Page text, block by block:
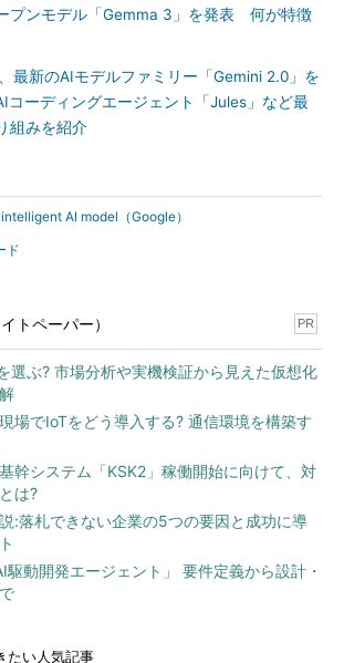
プンモデル「Gemma 3」を発表 何が特徴
最新のAIモデルファミリー「Gemini 2.0」を
ーディングエージェント「Jules」など最
組みを紹介
AI model（Google）
ド
トペーパー） PR
選ぶ? 市場分析や実機検証から見えた仮想化
場でIoTをどう導入する? 通信環境を構築す
幹システム「KSK2」稼働開始に向けて、対
は?
:落札できない企業の5つの要因と成功に導
駆動開発エージェント」 要件定義から設計・
たい人気記事